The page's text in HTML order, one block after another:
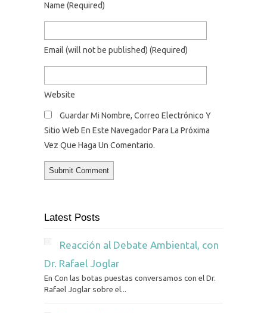
Name (required)
Email (will not be published) (required)
Website
Guardar Mi Nombre, Correo Electrónico Y
Sitio Web En Este Navegador Para La Próxima
Vez Que Haga Un Comentario.
Latest Posts
Reacción al Debate Ambiental, con
Dr. Rafael Joglar
En Con las botas puestas conversamos con el Dr.
Rafael Joglar sobre el...